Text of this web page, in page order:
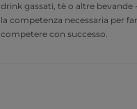
drink gassati, tè o altre bevande
la competenza necessaria per
competere con successo.